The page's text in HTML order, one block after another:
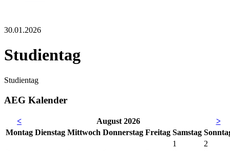
30.01.2026
Studientag
Studientag
AEG Kalender
< August 2026
>
Montag Dienstag Mittwoch Donnerstag Freitag Samstag So
1
2